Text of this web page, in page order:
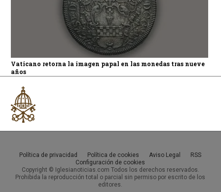
Vaticano retorna la imagen papal en las monedas tras nueve
años
Política de privacidad Política de cookies Aviso Legal
RSS
Configuración de cookies
Copyright © Iglesianoticias.com Todos los derechos reservados.
Prohibida la reproducción total o parcial sin permiso por escrito de los
editores.